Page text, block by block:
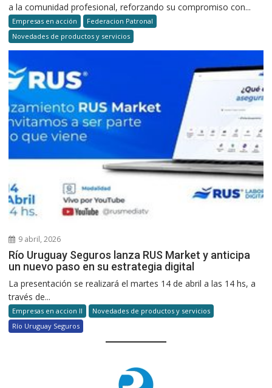
a la comunidad profesional, reforzando su compromiso con...
Empresas en acción
Federacion Patronal
Novedades de productos y servicios
9 abril, 2026
Río Uruguay Seguros lanza RUS Market y anticipa
un nuevo paso en su estrategia digital
La presentación se realizará el martes 14 de abril a las 14 hs, a
través de...
Empresas en accion II
Novedades de productos y servicios
Río Uruguay Seguros